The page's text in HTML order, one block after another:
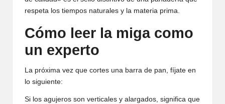
respeta los tiempos naturales y la materia prima.
Cómo leer la miga como
un experto
La próxima vez que cortes una barra de pan, fíjate en
lo siguiente:
Si los agujeros son verticales y alargados, significa que